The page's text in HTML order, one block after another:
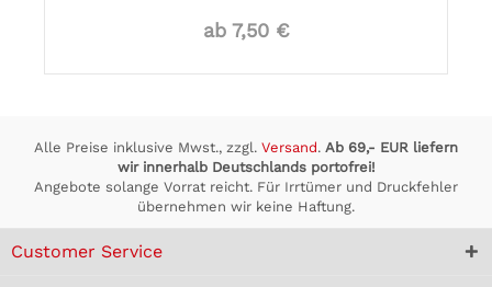
ab 7,50 €
Alle Preise inklusive Mwst., zzgl. Versand. Ab 69,- EUR liefern
wir innerhalb Deutschlands portofrei!
Angebote solange Vorrat reicht. Für Irrtümer und Druckfehler
übernehmen wir keine Haftung.
Customer Service